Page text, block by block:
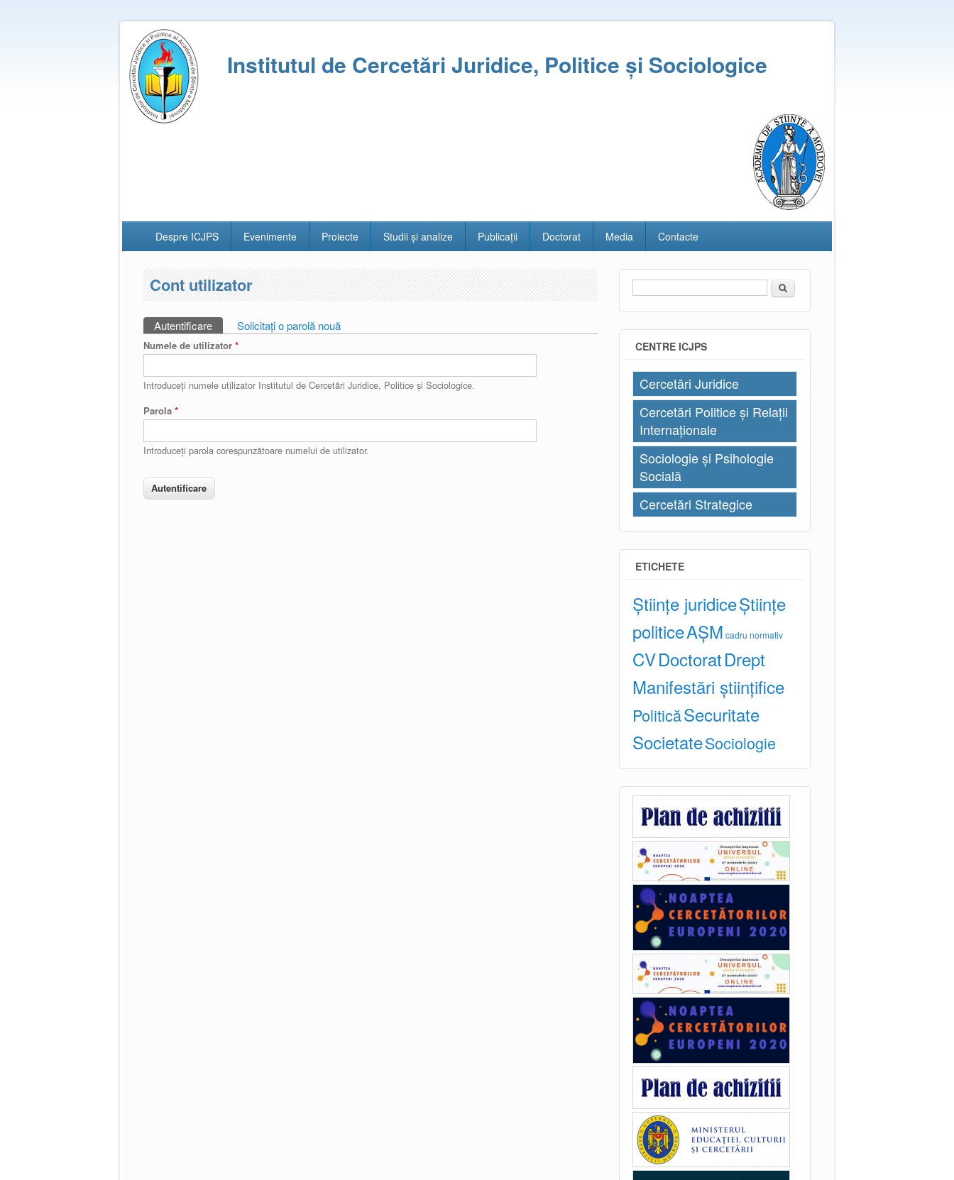
Institutul de Cercetări Juridice, Politice și Sociologice
Despre ICJPS Evenimente Proiecte Studii și analize Publicații Doctorat Media Contacte
Cont utilizator
Taburi primare
Autentificare (tab activ)
Solicitaţi o parolă nouă
Numele de utilizator *
Introduceţi numele utilizator Institutul de Cercetări Juridice, Politice și Sociologice.
Parola *
Introduceţi parola corespunzătoare numelui de utilizator.
Formular de căutare
Căutare
CENTRE ICJPS
Cercetări Juridice
Cercetări Politice și Relații
Internaționale
Sociologie și Psihologie
Socială
Cercetări Strategice
ETICHETE
Științe juridiceȘtiințe
politiceAȘM cadru normativ
CVDoctoratDrept
Manifestări științifice
PoliticăSecuritate
SocietateSociologie